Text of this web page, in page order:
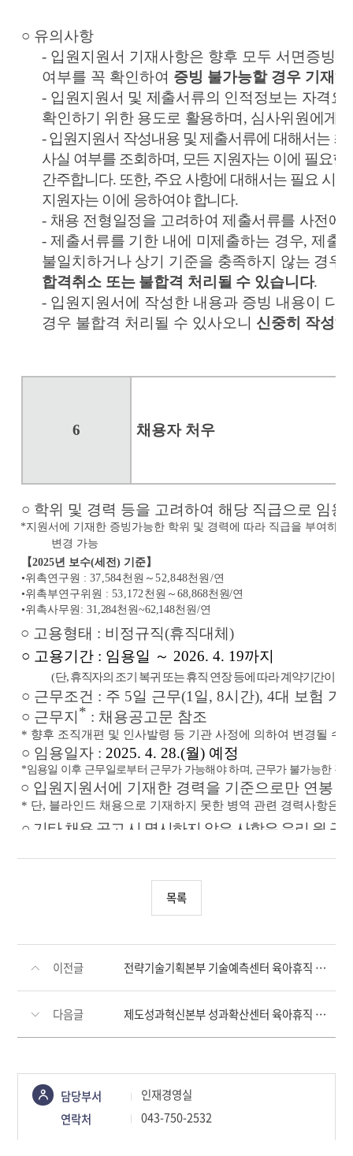
○ 유의사항
- 입원지원서 기재사항은 향후 모두 서면증빙
여부를 꼭 확인하여 증빙 불가능할 경우 기재
- 입원지원서 및 제출서류의 인적정보는 자격요
확인하기 위한 용도로 활용하며 , 심사위원에게
- 입원지원서 작성내용 및 제출서류에 대해서는
사실 여부를 조회하며, 모든 지원자는 이에 필요
간주합니다. 또한, 주요 사항에 대해서는 필요 시
지원자는 이에 응하여야 합니다.
- 채용 전형일정을 고려하여 제출서류를 사전에
- 제출서류를 기한 내에 미제출하는 경우,제출
불일치하거나 상기 기준을 충족하지 않는 경우
합격취소 또는 불합격 처리될 수 있습니다.
- 입원지원서에 작성한 내용과 증빙 내용이 다
경우 불합격 처리될 수 있사오니 신중히 작성
6 채용자 처우
○ 학위 및 경력 등을 고려하여 해당 직급으로 임용
*지원서에 기재한 증빙가능한 학위 및 경력에 따라 직급을 부여하며
변경 가능
【2025년 보수(세전) 기준】
•위촉연구원 :37,584천원 ～52,848천원/연
•위촉부연구위원 :53,172천원 ～68,868천원/연
•위촉사무원:31,284천원~62,148천원/연
○ 고용형태 : 비정규직(휴직대체)
○ 고용기간 : 임용일 ～2026. 4. 19까지
(단,휴직자의 조기 복귀 또는 휴직 연장 등에 따라 계약기간이 변
○ 근무조건 : 주 5일 근무(1일, 8시간), 4대 보험 가
○ 근무지 * : 채용공고문 참조
* 향후 조직개편 및 인사발령 등 기관 사정에 의하여 변경될 수
○ 임용일자 : 2025. 4. 28.(월) 예정
*임용일 이후 근무일로부터 근무가 가능해야 하며, 근무가 불가능한 경
○ 입원지원서에 기재한 경력을 기준으로만 연봉
* 단, 블라인드 채용으로 기재하지 못한 병역 관련 경력사항은
○ 기타 채용 공고 시 명시하지 않은 사항은 우리 원 규
7 블라인드 채용 기준 안내
○직무능력 중심 블라인드 채용 도입으로 지원서
간접적으로 인적사항이 드러나지 않도록 작
합격 취소 사유가 될 수 있음
목록
이전글 전략기술기획본부 기술예측센터 육아휴직 대체인력 채용 공고
다음글 제도성과혁신본부 성과확산센터 육아휴직 대체인력 채용 공고
콘텐츠
정보책임자
담당부서
인재경영실
연락처
043-750-2532